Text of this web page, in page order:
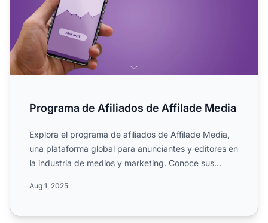
Programa de Afiliados de Affilade Media
Explora el programa de afiliados de Affilade Media,
una plataforma global para anunciantes y editores en
la industria de medios y marketing. Conoce sus
Aug 1, 2025